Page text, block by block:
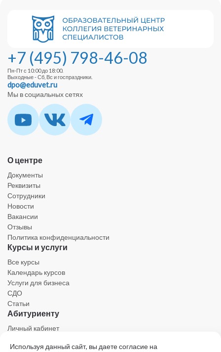
+7 (495) 798-46-08
Пн-Пт с 10:00 до 18:00.
Выходные - Сб, Вс и госпраздники.
dpo@eduvet.ru
Мы в социальных сетях
О центре
Документы
Реквизиты
Сотрудники
Новости
Вакансии
Отзывы
Политика конфиденциальности
Курсы и услуги
Все курсы
Календарь курсов
Услуги для бизнеса
СДО
Статьи
Абитуриенту
Личный кабинет
Ресурсы
Используя данный сайт, вы даете согласие на